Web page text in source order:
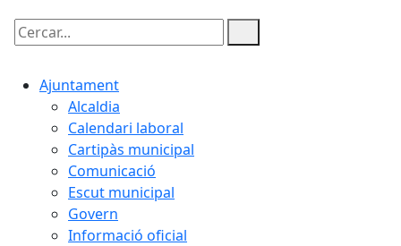
Cercar:
Ajuntament
Alcaldia
Calendari laboral
Cartipàs municipal
Comunicació
Escut municipal
Govern
Informació oficial